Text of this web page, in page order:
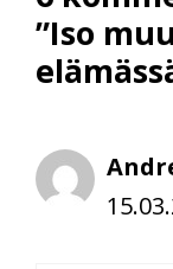
”Iso